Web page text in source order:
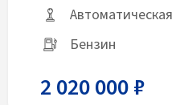
Автоматическая
Бензин
2 020 000 ₽